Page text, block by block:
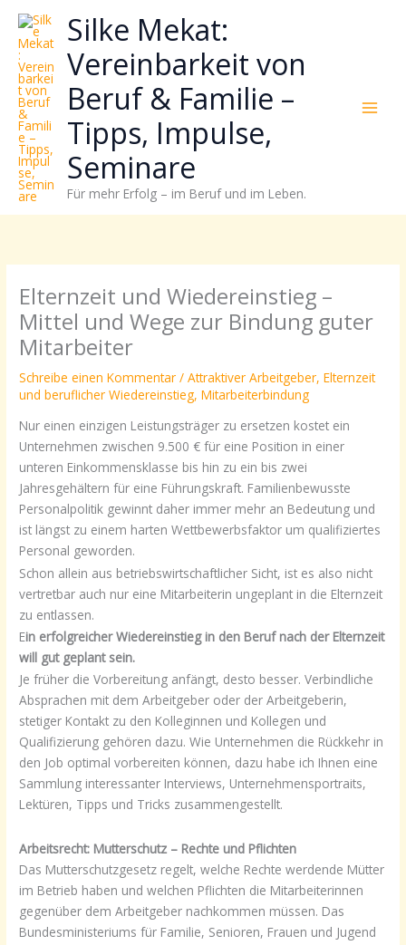
Zum
Inhalt
springen
Silke Mekat:
Vereinbarkeit von
Beruf & Familie –
Tipps, Impulse,
Seminare
Für mehr Erfolg – im Beruf und im Leben.
Elternzeit und Wiedereinstieg –
Mittel und Wege zur Bindung guter
Mitarbeiter
Schreibe einen Kommentar /Attraktiver Arbeitgeber,Elternzeit
und beruflicher Wiedereinstieg,Mitarbeiterbindung
Nur einen einzigen Leistungsträger zu ersetzen kostet ein
Unternehmen zwischen 9.500 € für eine Position in einer
unteren Einkommensklasse bis hin zu ein bis zwei
Jahresgehältern für eine Führungskraft. Familienbewusste
Personalpolitik gewinnt daher immer mehr an Bedeutung und
ist längst zu einem harten Wettbewerbsfaktor um qualifiziertes
Personal geworden.
Schon allein aus betriebswirtschaftlicher Sicht, ist es also nicht
vertretbar auch nur eine Mitarbeiterin ungeplant in die Elternzeit
zu entlassen.
Ein erfolgreicher Wiedereinstieg in den Beruf nach der Elternzeit
will gut geplant sein.
Je früher die Vorbereitung anfängt, desto besser. Verbindliche
Absprachen mit dem Arbeitgeber oder der Arbeitgeberin,
stetiger Kontakt zu den Kolleginnen und Kollegen und
Qualifizierung gehören dazu. Wie Unternehmen die Rückkehr in
den Job optimal vorbereiten können, dazu habe ich Ihnen eine
Sammlung interessanter Interviews, Unternehmensportraits,
Lektüren, Tipps und Tricks zusammengestellt.
Arbeitsrecht: Mutterschutz – Rechte und Pflichten
Das Mutterschutzgesetz regelt, welche Rechte werdende Mütter
im Betrieb haben und welchen Pflichten die Mitarbeiterinnen
gegenüber dem Arbeitgeber nachkommen müssen. Das
Bundesministeriums für Familie, Senioren, Frauen und Jugend
wie
sich
Stress
reduzieren
Energie
gezielter
einsetzen
lässt?
Einfach